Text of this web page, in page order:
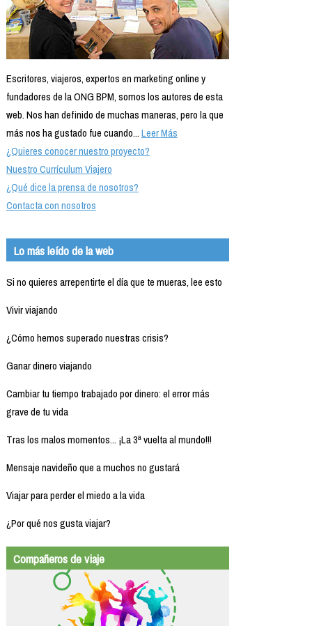
Escritores, viajeros, expertos en marketing online y
fundadores de la ONG BPM, somos los autores de esta
web. Nos han definido de muchas maneras, pero la que
más nos ha gustado fue cuando...Leer Más
¿Quieres conocer nuestro proyecto?
Nuestro Currículum Viajero
¿Qué dice la prensa de nosotros?
Contacta con nosotros
Lo más leído de la web
Si no quieres arrepentirte el día que te mueras, lee esto
Vivir viajando
¿Cómo hemos superado nuestras crisis?
Ganar dinero viajando
Cambiar tu tiempo trabajado por dinero: el error más
grave de tu vida
Tras los malos momentos... ¡La 3ª vuelta al mundo!!!
Mensaje navideño que a muchos no gustará
Viajar para perder el miedo a la vida
¿Por qué nos gusta viajar?
Compañeros de viaje